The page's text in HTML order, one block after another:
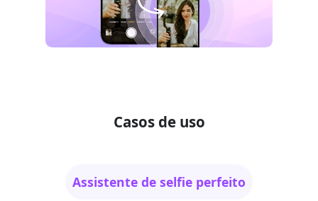
Casos de uso
Assistente de selfie perfeito